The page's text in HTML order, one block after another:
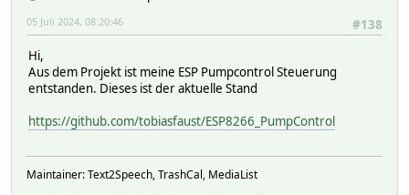
#138
05 Juli 2024, 08:20:46
Hi,
Aus dem Projekt ist meine ESP Pumpcontrol Steuerung
entstanden. Dieses ist der aktuelle Stand
https://github.com/tobiasfaust/ESP8266_PumpControl
Maintainer: Text2Speech, TrashCal, MediaList